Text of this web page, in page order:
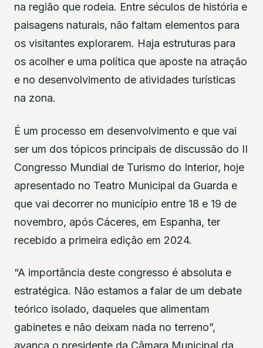
na região que rodeia. Entre séculos de história e
paisagens naturais, não faltam elementos para
os visitantes explorarem. Haja estruturas para
os acolher e uma política que aposte na atração
e no desenvolvimento de atividades turísticas
na zona.
É um processo em desenvolvimento e que vai
ser um dos tópicos principais de discussão do II
Congresso Mundial de Turismo do Interior, hoje
apresentado no Teatro Municipal da Guarda e
que vai decorrer no município entre 18 e 19 de
novembro, após Cáceres, em Espanha, ter
recebido a primeira edição em 2024.
“A importância deste congresso é absoluta e
estratégica. Não estamos a falar de um debate
teórico isolado, daqueles que alimentam
gabinetes e não deixam nada no terreno”,
avança o presidente da Câmara Municipal da